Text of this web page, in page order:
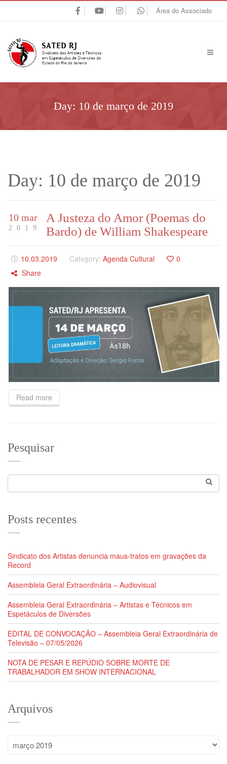
Área do Associado
Day: 10 de março de 2019
Day: 10 de março de 2019
10 mar
2019
A Justeza do Amor (Poemas do
Bardo) de William Shakespeare
10.03.2019 Category: Agenda Cultural
0
Share
Read more
Pesquisar
Posts recentes
Sindicato dos Artistas denuncia maus-tratos em gravações da
Record
Assembleia Geral Extraordinária – Audiovisual
Assembleia Geral Extraordinária – Artistas e Técnicos em
Espetáculos de Diversões
EDITAL DE CONVOCAÇÃO – Assembleia Geral Extraordinária de
Televisão – 07/05/2026
NOTA DE PESAR E REPÚDIO SOBRE MORTE DE
TRABALHADOR EM SHOW INTERNACIONAL
Arquivos
Arquivos